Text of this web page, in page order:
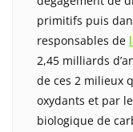
primitifs puis
responsables de
2,45 milliards
de ces 2 milieux
oxydants et par
biologique de